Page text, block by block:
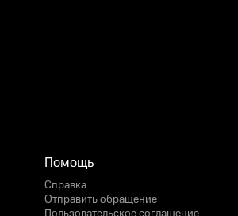
Помощь
Справка
Отправить обращение